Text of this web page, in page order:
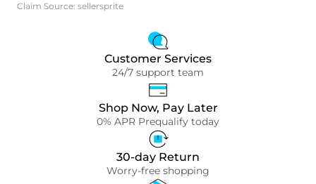
Claim Source: sellersprite
Customer Services
24/7 support team
Shop Now, Pay Later
0% APR Prequalify today
30-day Return
Worry-free shopping